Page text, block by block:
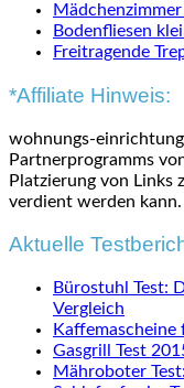
Bodenfliesen
Freitragende
*Affiliate Hinweis:
wohnungs-
Partnerprogramms
Platzierung von Links
verdient werden kann.
Aktuelle
Bürostuhl Test:
Vergleich
Gasgrill Test
Mähroboter